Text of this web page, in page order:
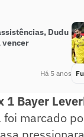
Dudu
vencer
Há 5 anos
1 Bayer
marcado